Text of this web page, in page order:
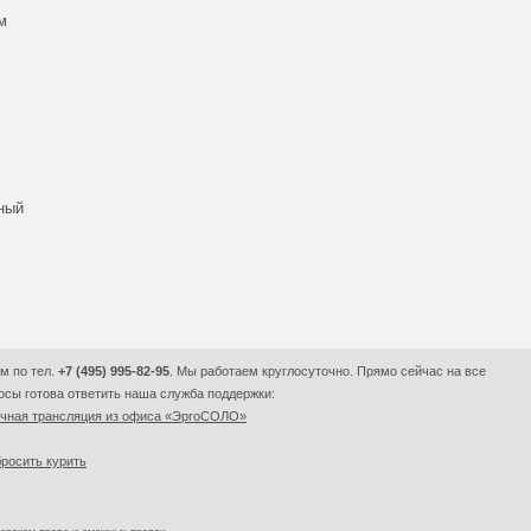
по тел. +7 (495) 995-82-95 . Мы работаем круглосуточно. Прямо сейчас на все
готова ответить наша служба поддержки:
трансляция из офиса «ЭргоСОЛО»
курить